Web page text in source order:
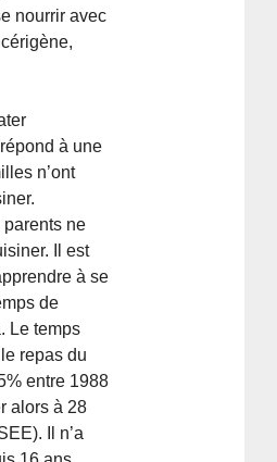
nourrir avec
à une
n’ont
ne
Il est
à se
de
Le temps
repas du
entre 1988
alors à 28
Il n’a